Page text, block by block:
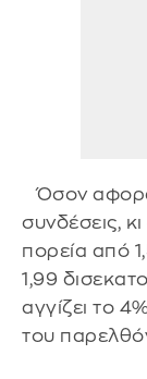
Όσον αφορά
συνδέσεις,
πορεία από
1,99
αγγίζει το
του